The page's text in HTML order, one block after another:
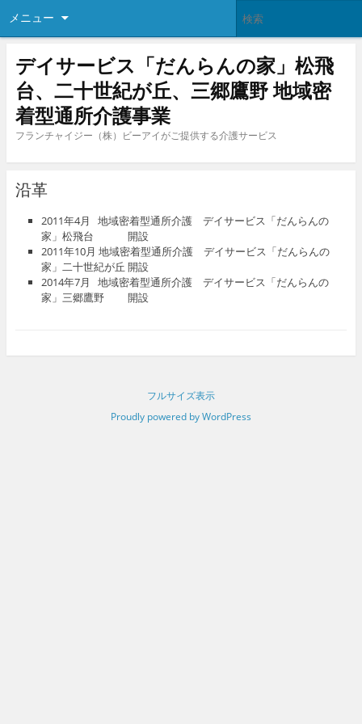
メニュー
デイサービス「だんらんの家」松飛
台、二十世紀が丘、三郷鷹野 地域密
着型通所介護事業
フランチャイジー（株）ビーアイがご提供する介護サービス
沿革
2011年4月 地域密着型通所介護 デイサービス「だんらんの
家」松飛台 開設
2011年10月 地域密着型通所介護 デイサービス「だんらんの
家」二十世紀が丘 開設
2014年7月 地域密着型通所介護 デイサービス「だんらんの
家」三郷鷹野 開設
フルサイズ表示
Proudly powered by WordPress